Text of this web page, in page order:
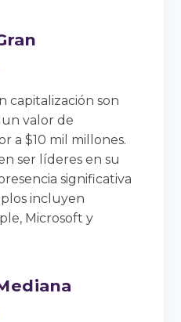
capitalización son
valor de
a $10 mil millones.
ser líderes en su
significativa
incluyen
Microsoft y